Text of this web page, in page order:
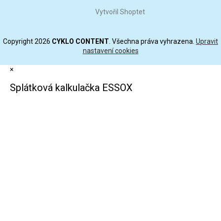
Vytvořil Shoptet
Copyright 2026 CYKLO CONTENT . Všechna práva vyhrazena. Upravit
nastavení cookies
×
Splátková kalkulačka ESSOX